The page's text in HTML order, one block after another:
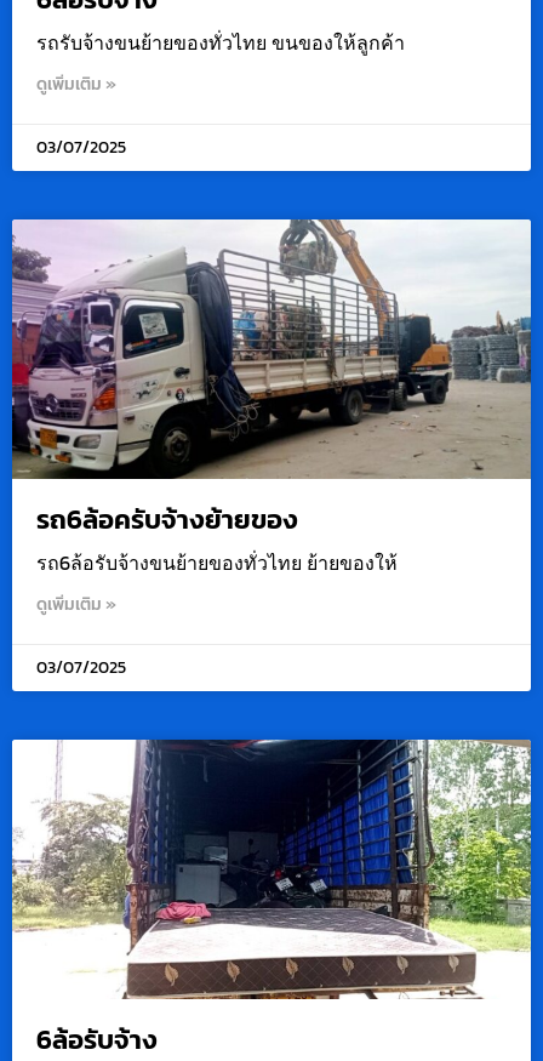
รถรับจ้างขนย้ายของทั่วไทย ขนของให้ลูกค้า
ดูเพิ่มเติม »
03/07/2025
รถ6ล้อครับจ้างย้ายของ
รถ6ล้อรับจ้างขนย้ายของทั่วไทย ย้ายของให้
ดูเพิ่มเติม »
03/07/2025
6ล้อรับจ้าง